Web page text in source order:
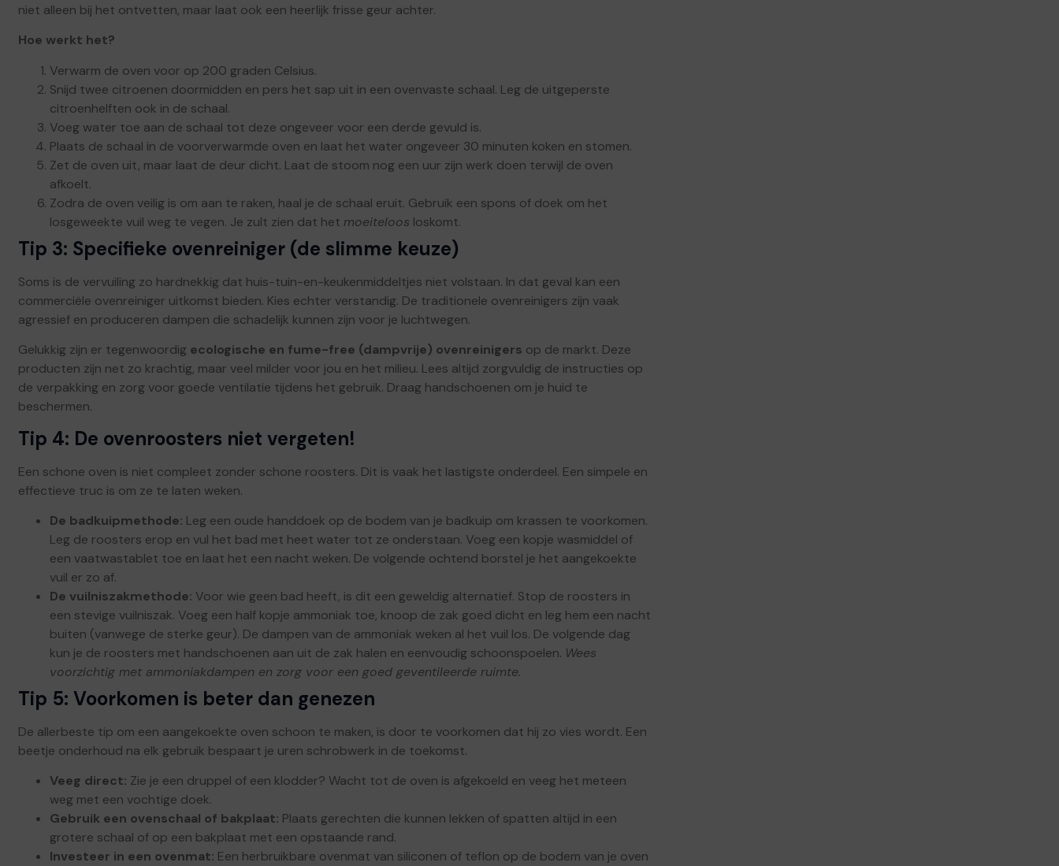
niet alleen bij het ontvetten, maar laat ook een heerlijk frisse geur achter.
Hoe werkt het?
Verwarm de oven voor op 200 graden Celsius.
Snijd twee citroenen doormidden en pers het sap uit in een ovenvaste schaal. Leg de uitgeperste
citroenhelften ook in de schaal.
Voeg water toe aan de schaal tot deze ongeveer voor een derde gevuld is.
Plaats de schaal in de voorverwarmde oven en laat het water ongeveer 30 minuten koken en stomen.
Zet de oven uit, maar laat de deur dicht. Laat de stoom nog een uur zijn werk doen terwijl de oven
afkoelt.
Zodra de oven veilig is om aan te raken, haal je de schaal eruit. Gebruik een spons of doek om het
losgeweekte vuil weg te vegen. Je zult zien dat het moeiteloos loskomt.
Tip 3: Specifieke ovenreiniger (de slimme keuze)
Soms is de vervuiling zo hardnekkig dat huis-tuin-en-keukenmiddeltjes niet volstaan. In dat geval kan een
commerciële ovenreiniger uitkomst bieden. Kies echter verstandig. De traditionele ovenreinigers zijn vaak
agressief en produceren dampen die schadelijk kunnen zijn voor je luchtwegen.
Gelukkig zijn er tegenwoordig ecologische en fume-free (dampvrije) ovenreinigers op de markt. Deze
producten zijn net zo krachtig, maar veel milder voor jou en het milieu. Lees altijd zorgvuldig de instructies op
de verpakking en zorg voor goede ventilatie tijdens het gebruik. Draag handschoenen om je huid te
beschermen.
Tip 4: De ovenroosters niet vergeten!
Een schone oven is niet compleet zonder schone roosters. Dit is vaak het lastigste onderdeel. Een simpele en
effectieve truc is om ze te laten weken.
De badkuipmethode: Leg een oude handdoek op de bodem van je badkuip om krassen te voorkomen.
Leg de roosters erop en vul het bad met heet water tot ze onderstaan. Voeg een kopje wasmiddel of
een vaatwastablet toe en laat het een nacht weken. De volgende ochtend borstel je het aangekoekte
vuil er zo af.
De vuilniszakmethode: Voor wie geen bad heeft, is dit een geweldig alternatief. Stop de roosters in
een stevige vuilniszak. Voeg een half kopje ammoniak toe, knoop de zak goed dicht en leg hem een nacht
buiten (vanwege de sterke geur). De dampen van de ammoniak weken al het vuil los. De volgende dag
kun je de roosters met handschoenen aan uit de zak halen en eenvoudig schoonspoelen. Wees
voorzichtig met ammoniakdampen en zorg voor een goed geventileerde ruimte.
Tip 5: Voorkomen is beter dan genezen
De allerbeste tip om een aangekoekte oven schoon te maken, is door te voorkomen dat hij zo vies wordt. Een
beetje onderhoud na elk gebruik bespaart je uren schrobwerk in de toekomst.
Veeg direct: Zie je een druppel of een klodder? Wacht tot de oven is afgekoeld en veeg het meteen
weg met een vochtige doek.
Gebruik een ovenschaal of bakplaat: Plaats gerechten die kunnen lekken of spatten altijd in een
grotere schaal of op een bakplaat met een opstaande rand.
Investeer in een ovenmat: Een herbruikbare ovenmat van siliconen of teflon op de bodem van je oven